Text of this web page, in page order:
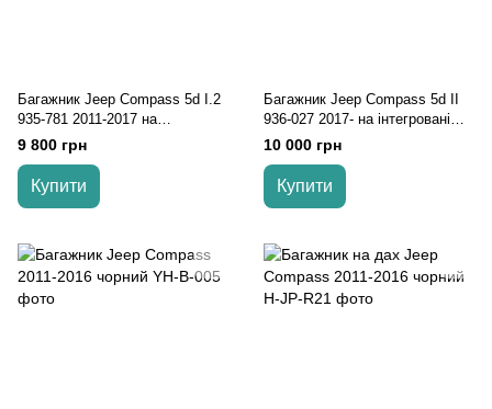
Багажник Jeep Compass 5d I.2
935-781 2011-2017 на
інтегровані рейлінги
9 800 грн
Купити
Багажник Jeep Compass 5d II
936-027 2017- на інтегровані
рейлінги
10 000 грн
Купити